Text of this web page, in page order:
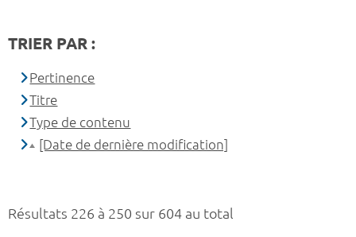
Résultats 226 à 250 sur 604 au total
TRIER PAR :
Pertinence
Titre
Type de contenu
[Date de dernière modification]